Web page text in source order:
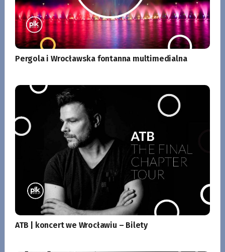
Pergola i Wrocławska fontanna multimedialna
ATB | koncert we Wrocławiu – Bilety